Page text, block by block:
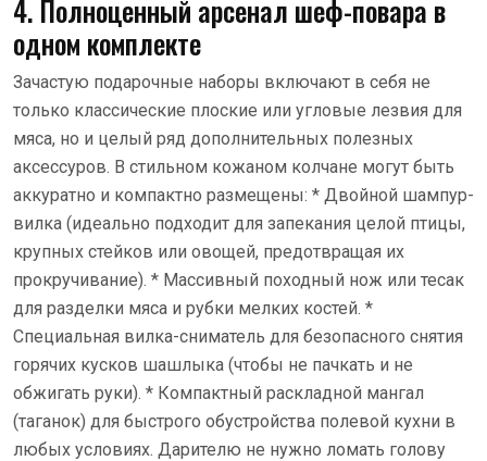
4. Полноценный арсенал шеф-повара в
одном комплекте
Зачастую подарочные наборы включают в себя не
только классические плоские или угловые лезвия для
мяса, но и целый ряд дополнительных полезных
аксессуров. В стильном кожаном колчане могут быть
аккуратно и компактно размещены: * Двойной шампур-
вилка (идеально подходит для запекания целой птицы,
крупных стейков или овощей, предотвращая их
прокручивание). * Массивный походный нож или тесак
для разделки мяса и рубки мелких костей. *
Специальная вилка-сниматель для безопасного снятия
горячих кусков шашлыка (чтобы не пачкать и не
обжигать руки). * Компактный раскладной мангал
(таганок) для быстрого обустройства полевой кухни в
любых условиях. Дарителю не нужно ломать голову